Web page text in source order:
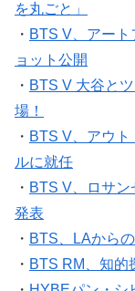
を丸ごと」
・ BTS V、アー
ョット公開
・ BTS V 大谷と
場！
・ BTS V、アウ
ルに就任
・ BTS V、ロサ
発表
・ BTS、LAから
・ BTS RM、知的